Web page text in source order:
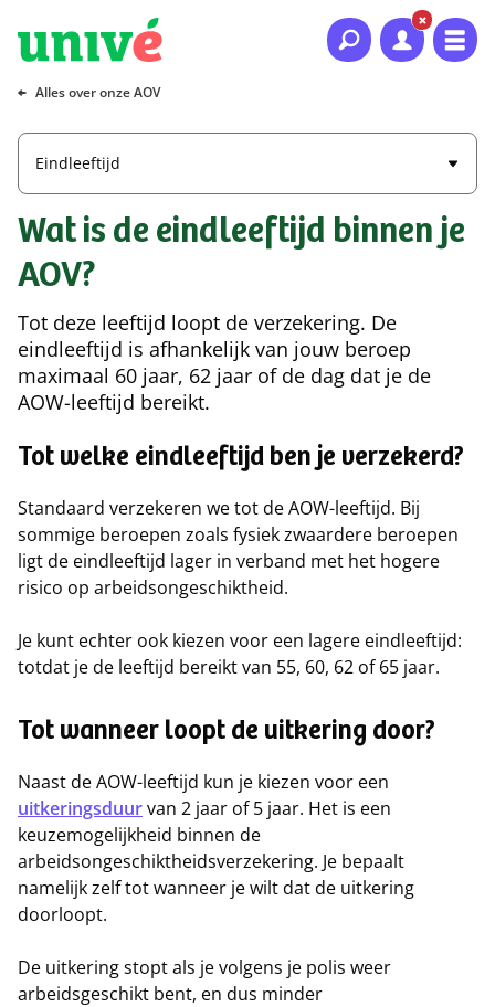
Naar hoofdinhoud
Naar hoofdnavigatie
Naar footer
Alles over onze AOV
Eindleeftijd
Wat is de eindleeftijd binnen je
AOV?
Tot deze leeftijd loopt de verzekering. De
eindleeftijd is afhankelijk van jouw beroep
maximaal 60 jaar, 62 jaar of de dag dat je de
AOW-leeftijd bereikt.
Tot welke eindleeftijd ben je verzekerd?
Standaard verzekeren we tot de AOW-leeftijd. Bij
sommige beroepen zoals fysiek zwaardere beroepen
ligt de eindleeftijd lager in verband met het hogere
risico op arbeidsongeschiktheid.
Je kunt echter ook kiezen voor een lagere eindleeftijd:
totdat je de leeftijd bereikt van 55, 60, 62 of 65 jaar.
Tot wanneer loopt de uitkering door?
Naast de AOW-leeftijd kun je kiezen voor een
uitkeringsduurvan 2 jaar of 5 jaar. Het is een
keuzemogelijkheid binnen de
arbeidsongeschiktheidsverzekering. Je bepaalt
namelijk zelf tot wanneer je wilt dat de uitkering
doorloopt.
De uitkering stopt als je volgens je polis weer
arbeidsgeschikt bent, en dus minder